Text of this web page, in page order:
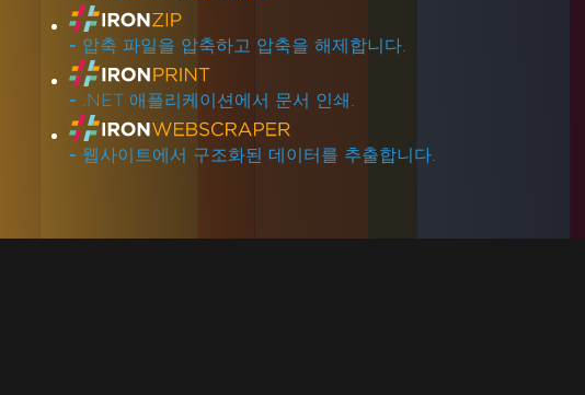
- 압축 파일을 압축하고 압축을 해제합니다.
- .NET 애플리케이션에서 문서 인쇄.
- 웹사이트에서 구조화된 데이터를 추출합니다.